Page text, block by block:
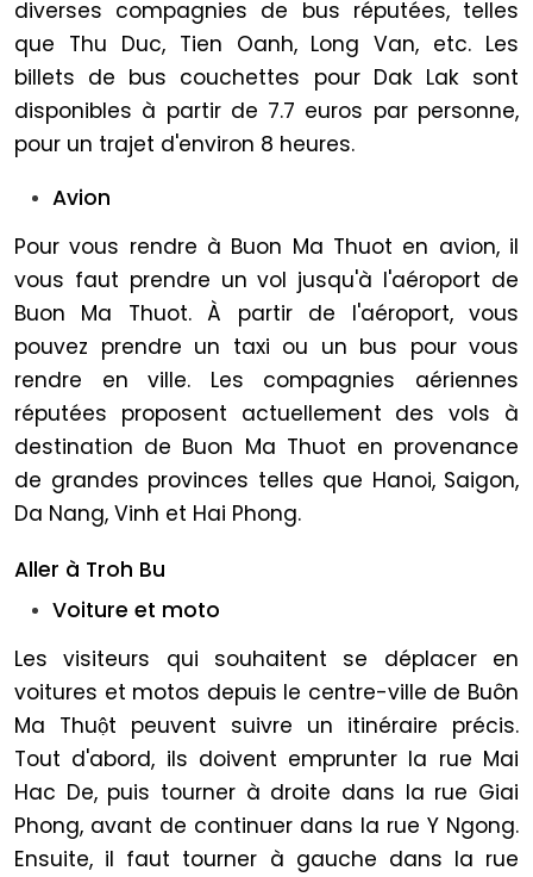
diverses compagnies de bus réputées, telles
que Thu Duc, Tien Oanh, Long Van, etc. Les
billets de bus couchettes pour Dak Lak sont
disponibles à partir de 7.7 euros par personne,
pour un trajet d'environ 8 heures.
Avion
Pour vous rendre à Buon Ma Thuot en avion, il
vous faut prendre un vol jusqu'à l'aéroport de
Buon Ma Thuot. À partir de l'aéroport, vous
pouvez prendre un taxi ou un bus pour vous
rendre en ville. Les compagnies aériennes
réputées proposent actuellement des vols à
destination de Buon Ma Thuot en provenance
de grandes provinces telles que Hanoi, Saigon,
Da Nang, Vinh et Hai Phong.
Aller à Troh Bu
Voiture et moto
Les visiteurs qui souhaitent se déplacer en
voitures et motos depuis le centre-ville de Buôn
Ma Thuột peuvent suivre un itinéraire précis.
Tout d'abord, ils doivent emprunter la rue Mai
Hac De, puis tourner à droite dans la rue Giai
Phong, avant de continuer dans la rue Y Ngong.
Ensuite, il faut tourner à gauche dans la rue